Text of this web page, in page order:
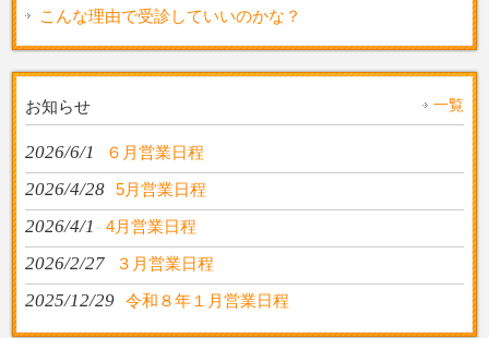
こんな理由で受診していいのかな？
お知らせ 一覧
2026/6/1 ６月営業日程
2026/4/28 5月営業日程
2026/4/1 4月営業日程
2026/2/27 ３月営業日程
2025/12/29 令和８年１月営業日程